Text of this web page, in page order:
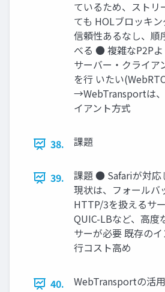
ているため、ストリ
ても HOLブロッキ
信頼性あるなし、順
べる ● 複雑なP2P
サーバー・クライア
を行 いたい
→WebTransportは
イアント方式
38. 課題
39.
課題 ● Safariが対
現状は、フォール
HTTP/3を扱えるサ
QUIC-LBなど、高度
サーが必要 既存の
行コスト高め
40. WebTransportの活用